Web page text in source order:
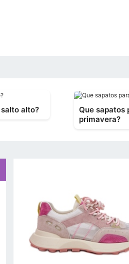
alto?
Que sapatos
primavera?